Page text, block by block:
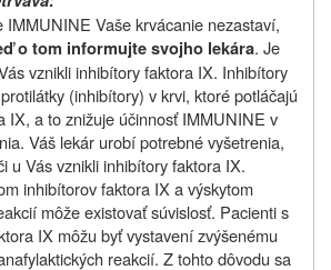
IMMUNINE Vaše krvácanie nezastaví,
o tom informujte svojho lekára. Je
vznikli inhibítory faktora IX. Inhibítory
(inhibítory) v krvi, ktoré potláčajú
IX, a to znižuje účinnosť IMMUNINE v
Váš lekár urobí potrebné vyšetrenia,
u Vás vznikli inhibítory faktora IX.
inhibítorov faktora IX a výskytom
môže existovať súvislosť. Pacienti s
IX môžu byť vystavení zvýšenému
reakcií. Z tohto dôvodu sa